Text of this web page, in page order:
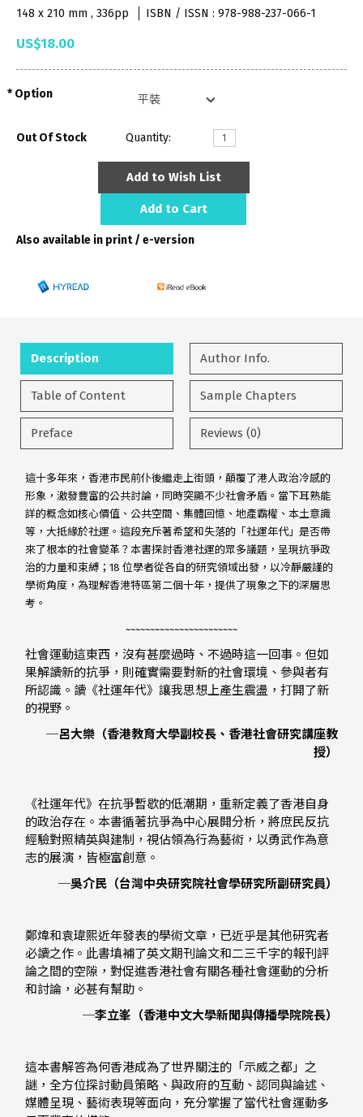
148 x 210 mm , 336pp
ISBN / ISSN : 978-988-237-066-1
US$18.00
Option
Out Of Stock Quantity:
Add to Wish List
Add to Cart
Also available in print / e-version
Description Author Info.
Table of Content Sample Chapters
Preface Reviews (0)
這十多年來，香港市民前仆後繼走上街頭，顛覆了港人政治冷感的
形象，激發豐富的公共討論，同時突顯不少社會矛盾。當下耳熟能
詳的概念如核心價值、公共空間、集體回憶、地產霸權、本土意識
等，大抵緣於社運。這段充斥著希望和失落的「社運年代」是否帶
來了根本的社會變革？本書探討香港社運的眾多議題，呈現抗爭政
治的力量和束縛；18 位學者從各自的研究領域出發，以冷靜嚴謹的
學術角度，為理解香港特區第二個十年，提供了現象之下的深層思
考。
~~~~~~~~~~~~~~~~~~~~~~~
社會運動這東西，沒有甚麼過時、不過時這一回事。但如
果解讀新的抗爭，則確實需要對新的社會環境、參與者有
所認識。讀《社運年代》讓我思想上產生震盪，打開了新
的視野。
─呂大樂（香港教育大學副校長、香港社會研究講座教
授）
《社運年代》在抗爭暫歇的低潮期，重新定義了香港自身
的政治存在。本書循著抗爭為中心展開分析，將庶民反抗
經驗對照精英與建制，視佔領為行為藝術，以勇武作為意
志的展演，皆極富創意。
─吳介民（台灣中央研究院社會學研究所副研究員）
鄭煒和袁瑋熙近年發表的學術文章，已近乎是其他研究者
必讀之作。此書填補了英文期刊論文和二三千字的報刊評
論之間的空隙，對促進香港社會有關各種社會運動的分析
和討論，必甚有幫助。
─李立峯（香港中文大學新聞與傳播學院院長）
這本書解答為何香港成為了世界關注的「示威之都」之
謎，全方位探討動員策略、與政府的互動、認同與論述、
媒體呈現、藝術表現等面向，充分掌握了當代社會運動多